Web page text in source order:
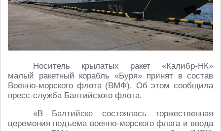
Носитель крылатых ракет «Калибр-НК»
малый ракетный корабль «Буря» принят в состав
Военно-морского флота (ВМФ). Об этом сообщила
пресс-служба Балтийского флота.
«В Балтийске состоялась торжественная
церемония подъема военно-морского флага и ввода